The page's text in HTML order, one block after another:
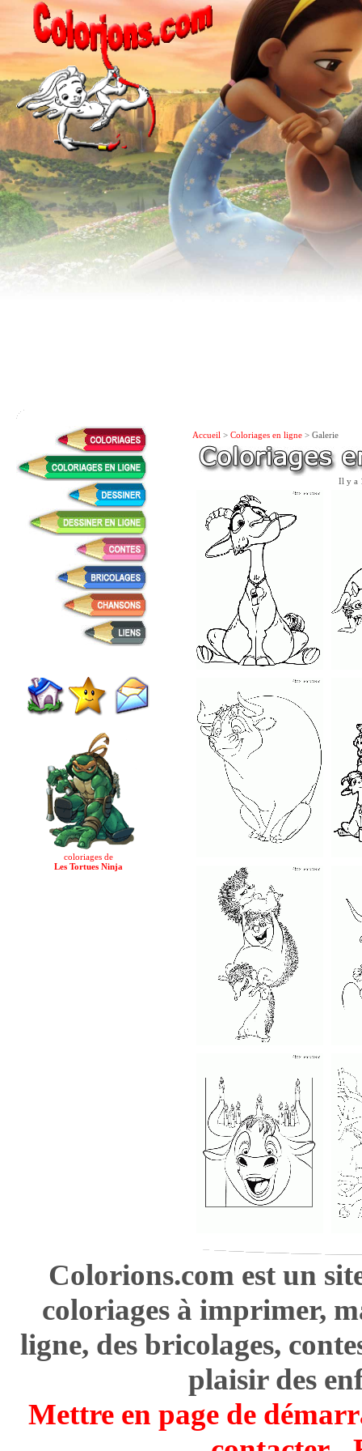
coloriages de
Les Tortues Ninja
Accueil > Coloriages en ligne> Galerie
Il y a
Colorions.com est un
coloriages à imprimer,
ligne, des bricolages,
plaisir des
Mettre en page de